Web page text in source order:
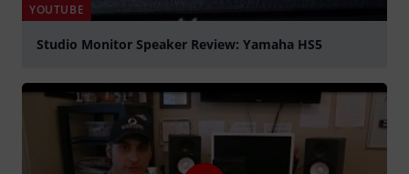
YOUTUBE
Studio Monitor Speaker Review: Yamaha HS5